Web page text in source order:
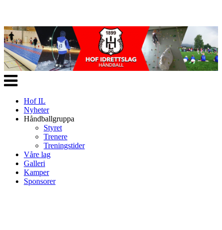
Veksle
navigasjon
Hof IL
Nyheter
Håndballgruppa
Styret
Trenere
Treningstider
Våre lag
Galleri
Kamper
Sponsorer